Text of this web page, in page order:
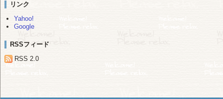
リンク
Yahoo!
Google
RSSフィード
RSS 2.0